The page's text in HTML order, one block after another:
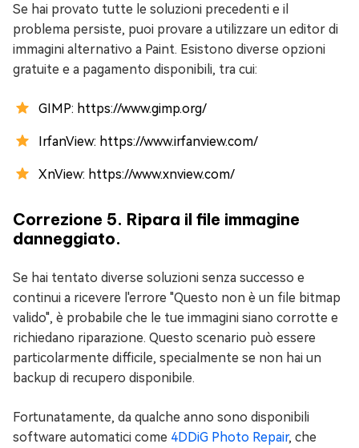
Se hai provato tutte le soluzioni precedenti e il
problema persiste, puoi provare a utilizzare un editor di
immagini alternativo a Paint. Esistono diverse opzioni
gratuite e a pagamento disponibili, tra cui:
GIMP: https://www.gimp.org/
IrfanView: https://www.irfanview.com/
XnView: https://www.xnview.com/
Correzione 5. Ripara il file immagine
danneggiato.
Se hai tentato diverse soluzioni senza successo e
continui a ricevere l'errore "Questo non è un file bitmap
valido", è probabile che le tue immagini siano corrotte e
richiedano riparazione. Questo scenario può essere
particolarmente difficile, specialmente se non hai un
backup di recupero disponibile.
Fortunatamente, da qualche anno sono disponibili
software automatici come 4DDiG Photo Repair, che